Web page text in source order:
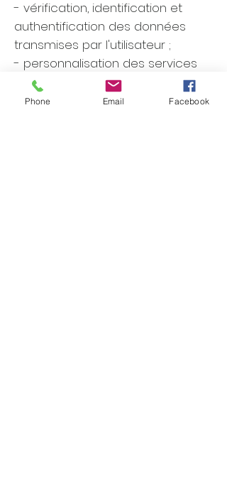
- vérification, identification et
authentification des données
transmises par l'utilisateur ;
- personnalisation des services
en affichant des publicités en
fonction de l'historique de
Phone Email Facebook